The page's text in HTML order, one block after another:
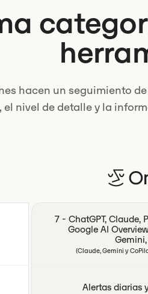
hacen un seguimiento
el nivel de detalle y la
7 - ChatGPT, Claude,
Google AI
(Claude, Gemini y
Alertas diarias